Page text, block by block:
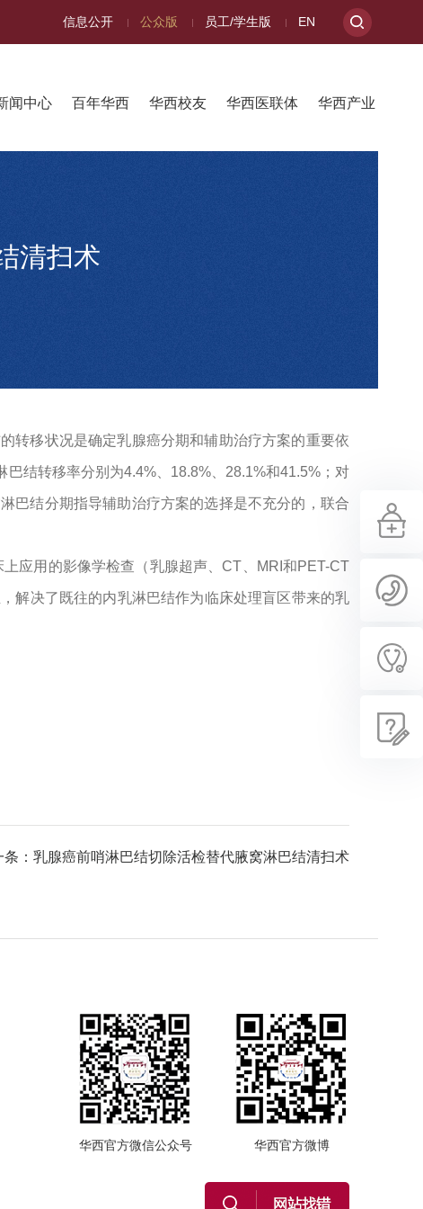
信息公开 公众版 员工/学生版 EN
闻中心 百年华西 华西校友 华西医联体 华西产业
清扫术
转移状况是确定乳腺癌分期和辅助治疗方案的重要依
结转移率分别为4.4%、18.8%、28.1%和41.5%；对
巴结分期指导辅助治疗方案的选择是不充分的，联合
应用的影像学检查（乳腺超声、CT、MRI和PET-CT
解决了既往的内乳淋巴结作为临床处理盲区带来的乳
条：乳腺癌前哨淋巴结切除活检替代腋窝淋巴结清扫术
华西官方微信公众号 华西官方微博